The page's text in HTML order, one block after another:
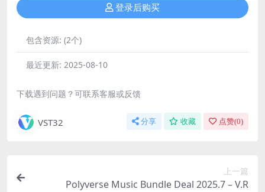
登录后购买
包含资源: (2个)
最近更新: 2025-08-10
下载遇到问题？可联系客服或反馈
VST32 分享 收藏 点赞(0)
上一篇
Polyverse Music Bundle Deal 2025.7 – V.R